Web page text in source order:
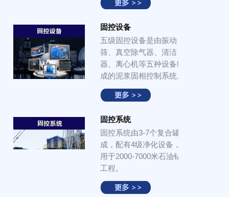
固控设备
五级固控设备是由振动
筛、真空除气器、清洁
器、离心机等五种设备组
成的泥浆固相控制系统。
固控系统
固控系统由3-7个复合罐组
成，配有4级净化设备，适
用于2000-7000米石油钻井
工程。